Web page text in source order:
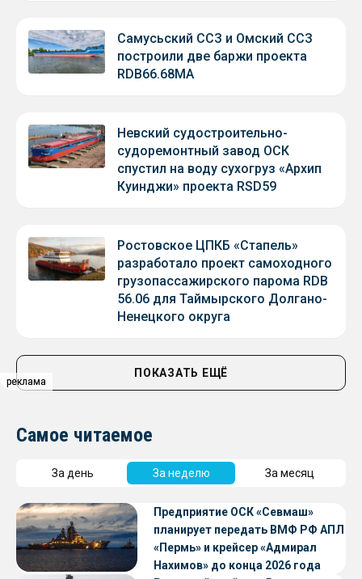
реклама
реклама
Самусьский ССЗ и Омский ССЗ
построили две баржи проекта
RDB66.68МА
Невский судостроительно-
судоремонтный завод ОСК
спустил на воду сухогруз «Архип
Куинджи» проекта RSD59
Ростовское ЦПКБ «Стапель»
разработало проект самоходного
грузопассажирского парома RDB
56.06 для Таймырского Долгано-
Ненецкого округа
ПОКАЗАТЬ ЕЩЁ
Самое читаемое
За день За неделю За месяц
Предприятие ОСК «Севмаш»
планирует передать ВМФ РФ АПЛ
«Пермь» и крейсер «Адмирал
Нахимов» до конца 2026 года